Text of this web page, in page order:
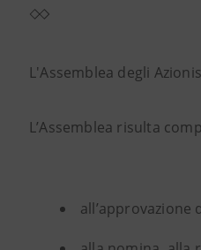
L'Assemblea degli
L’Assemblea risulta